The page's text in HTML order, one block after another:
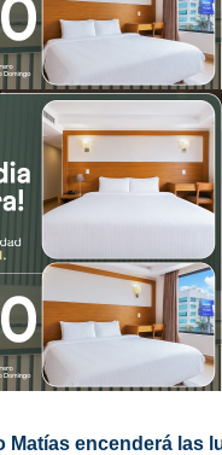
Matías encenderá las